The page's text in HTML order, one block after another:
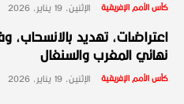
كأس الأمم الإفريقية الإثنين، 19 يناير، 2026
اعتراضات، تهديد
نهائي المغرب والسنغال
كأس الأمم الإفريقية الإثنين، 19 يناير، 2026